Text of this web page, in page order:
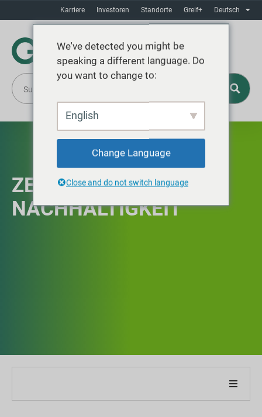
Karriere Investoren Standorte Greif+ Deutsch
ZEITLEISTE DER
NACHHALTIGKEIT
We've detected you might be
speaking a different language. Do
you want to change to:
English
Change Language
Close and do not switch language